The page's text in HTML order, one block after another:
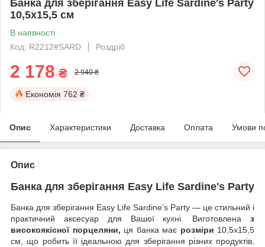
Банка для зберігання Easy Life Sardine's Party
10,5х15,5 см
В наявності
Код: R2212#SARD
Роздріб
2 178 ₴ 2 940 ₴
Економія 762 ₴
Опис Характеристики Доставка Оплата Умови
Опис
Банка для зберігання Easy Life Sardine's Party
Банка для зберігання Easy Life Sardine's Party — це стильний і
практичний аксесуар для Вашої кухні. Виготовлена з
високоякісної порцеляни, ця банка має розміри 10,5х15,5
см, що робить її ідеальною для зберігання різних продуктів,